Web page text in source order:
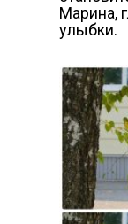
Марина,
улыбки.